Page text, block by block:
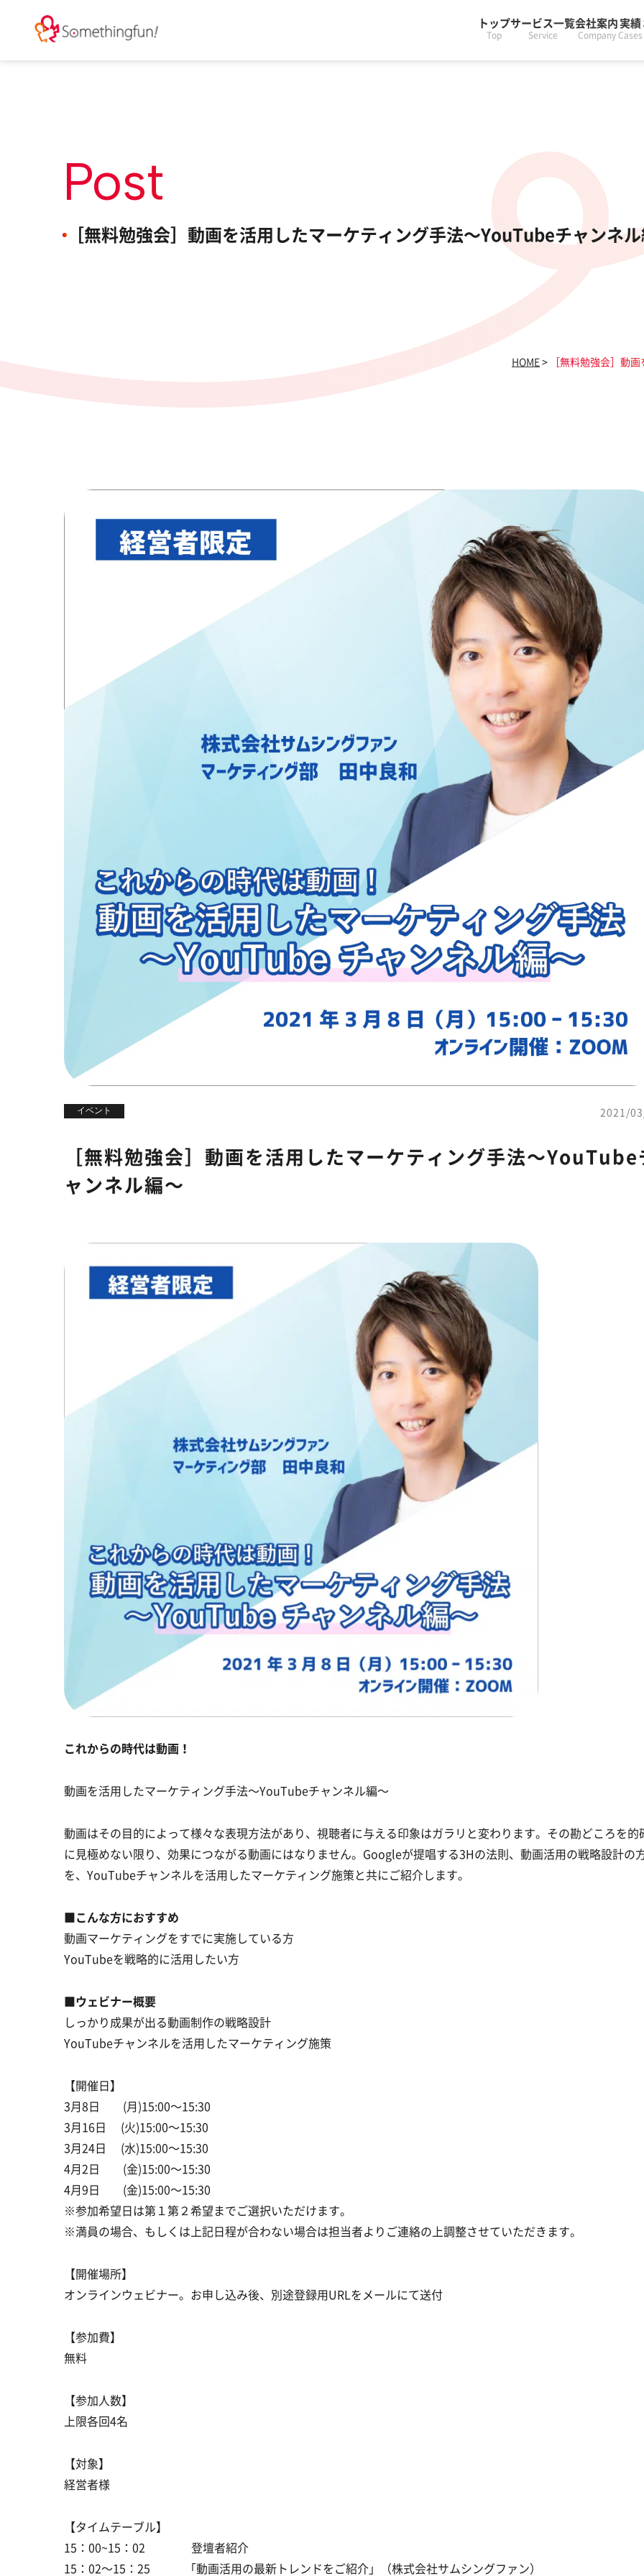
トップ
Top
サービス一覧
Service
会社案内
Company
実績
Cases
Post
［無料勉強会］動画を活用したマーケティング手法〜YouTubeチャンネ
HOME > ［無料勉強会］動
イベント 2021/
［無料勉強会］動画を活用したマーケティング手法〜YouTube
ャンネル編〜
これからの時代は動画！
動画を活用したマーケティング手法〜YouTubeチャンネル編〜
動画はその目的によって様々な表現方法があり、視聴者に与える印象はガラリと変わります。その勘どころを的
に見極めない限り、効果につながる動画にはなりません。Googleが提唱する3Hの法則、動画活用の戦略設計の
を、YouTubeチャンネルを活用したマーケティング施策と共にご紹介します。
■こんな方におすすめ
動画マーケティングをすでに実施している方
YouTubeを戦略的に活用したい方
■ウェビナー概要
しっかり成果が出る動画制作の戦略設計
YouTubeチャンネルを活用したマーケティング施策
【開催日】
3月8日 (月)15:00〜15:30
3月16日 (火)15:00〜15:30
3月24日 (水)15:00〜15:30
4月2日 (金)15:00〜15:30
4月9日 (金)15:00〜15:30
※参加希望日は第１第２希望までご選択いただけます。
※満員の場合、もしくは上記日程が合わない場合は担当者よりご連絡の上調整させていただきます。
【開催場所】
オンラインウェビナー。お申し込み後、別途登録用URLをメールにて送付
【参加費】
無料
【参加人数】
上限各回4名
【対象】
経営者様
【タイムテーブル】
15：00~15：02 登壇者紹介
15：02～15：25 「動画活用の最新トレンドをご紹介」（株式会社サムシングファン）